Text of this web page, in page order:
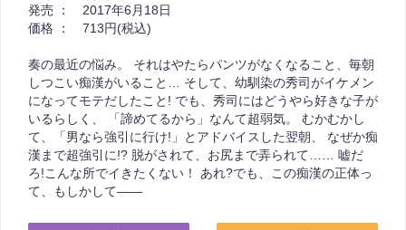
発売 ：
2017年6月18日
価格 ：
713円(税込)
奏の最近の悩み。 それはやたらパンツがなくなること、毎朝
しつこい痴漢がいること… そして、幼馴染の秀司がイケメン
になってモテだしたこと! でも、秀司にはどうやら好きな子が
いるらしく、 「諦めてるから」なんて超弱気。 むかむかし
て、「男なら強引に行け!」とアドバイスした翌朝、 なぜか痴
漢まで超強引に!? 脱がされて、お尻まで弄られて…… 嘘だ
ろ!こんな所でイきたくない！ あれ?でも、この痴漢の正体っ
て、もしかして――